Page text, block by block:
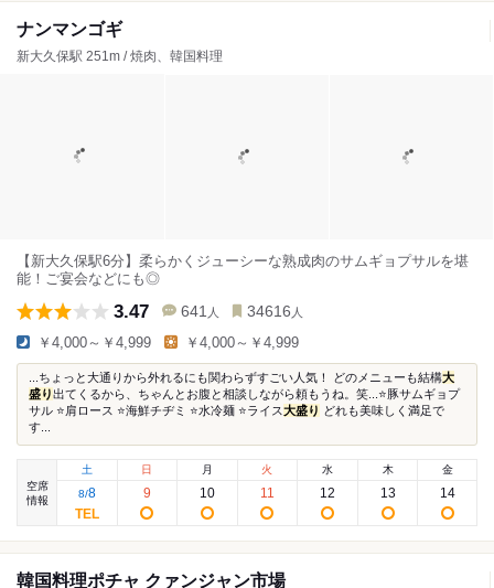
ナンマンゴギ
新大久保駅 251m / 焼肉、韓国料理
【新大久保駅6分】柔らかくジューシーな熟成肉のサムギョプサルを堪
能！ご宴会などにも◎
3.47 641 人 34616 人
￥4,000～￥4,999 ￥4,000～￥4,999
...ちょっと大通りから外れるにも関わらずすごい人気！ どのメニューも結構大
盛り出てくるから、ちゃんとお腹と相談しながら頼もうね。笑...⭐️豚サムギョプ
サル ⭐️肩ロース ⭐️海鮮チヂミ ⭐️水冷麺 ⭐️ライス大盛り どれも美味しく満足で
す...
空席
情報
土
8/8
日
9
月
10
火
11
水
12
木
13
金
14
韓国料理ポチャ クァンジャン市場